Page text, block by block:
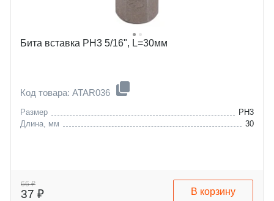
Бита вставка PH3 5/16", L=30мм
Код товара: ATAR036
Размер
PH3
Длина, мм
30
66 ₽
37 ₽ В корзину